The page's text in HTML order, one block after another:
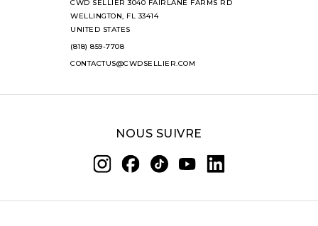
CWD SELLIER 3040 FAIRLANE FARMS RD
WELLINGTON, FL 33414
UNITED STATES
(818) 859-7708
CONTACTUS@CWDSELLIER.COM
NOUS SUIVRE